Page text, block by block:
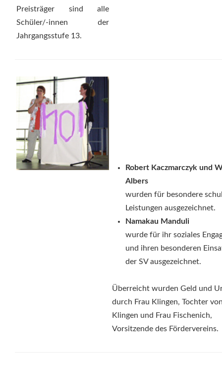
Preisträger sind alle
Schüler/-innen der
Jahrgangsstufe 13.
Robert Kaczmarczyk und
Albers
wurden für besondere
Leistungen ausgezeichnet.
Namakau Manduli
wurde für ihr soziales
und ihren besonderen
der SV ausgezeichnet.
Überreicht wurden Geld und
durch Frau Klingen, Tochter
Klingen und Frau Fischenich,
Vorsitzende des Fördervereins.